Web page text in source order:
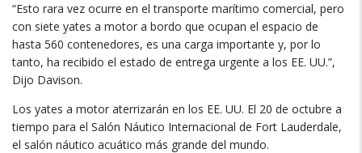
“Esto rara vez ocurre en el transporte marítimo comercial, pero
con siete yates a motor a bordo que ocupan el espacio de
hasta 560 contenedores, es una carga importante y, por lo
tanto, ha recibido el estado de entrega urgente a los EE. UU.”,
Dijo Davison.
Los yates a motor aterrizarán en los EE. UU. El 20 de octubre a
tiempo para el Salón Náutico Internacional de Fort Lauderdale,
el salón náutico acuático más grande del mundo.